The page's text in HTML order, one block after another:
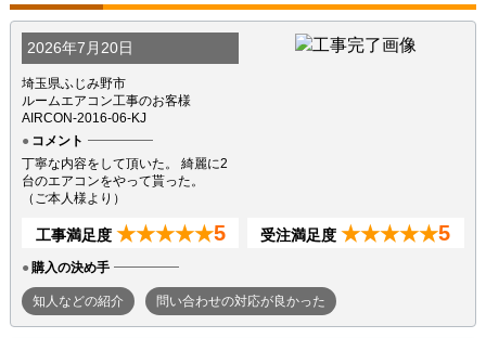
2026年7月20日
埼玉県ふじみ野市
ルームエアコン工事のお客様
AIRCON-2016-06-KJ
コメント
丁寧な内容をして頂いた。 綺麗に2
台のエアコンをやって貰った。
（ご本人様より）
工事満足度 ★★★★★5 受注満足度 ★★★★★5
購入の決め手
知人などの紹介 問い合わせの対応が良かった